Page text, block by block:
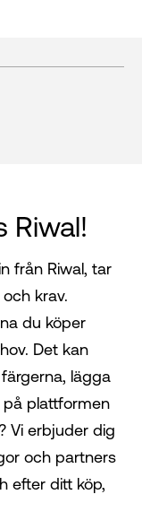
Riwal!
från Riwal, tar
krav.
du köper
Det kan
lägga
på plattformen
Vi erbjuder dig
och partners
efter ditt köp,